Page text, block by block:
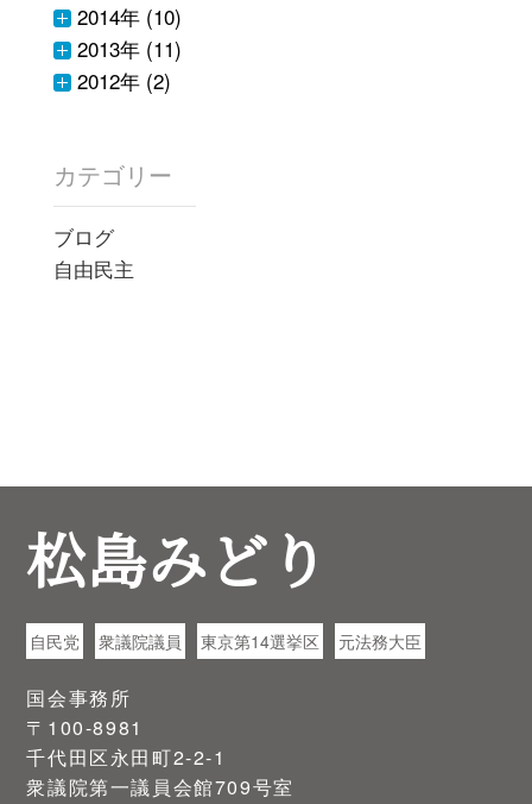
2014年 (10)
2013年 (11)
2012年 (2)
カテゴリー
ブログ
自由民主
松島みどり
自民党 衆議院議員 東京第14選挙区 元法務大臣
国会事務所
〒100-8981
千代田区永田町2-2-1
衆議院第一議員会館709号室